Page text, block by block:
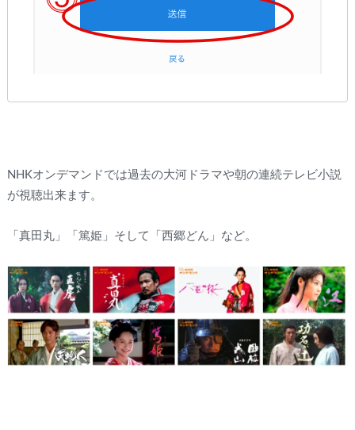
NHKオンデマンドでは過去の大河ドラマや朝の連続テレビ小説
が視聴出来ます。
「真田丸」「篤姫」そして「西郷どん」など。